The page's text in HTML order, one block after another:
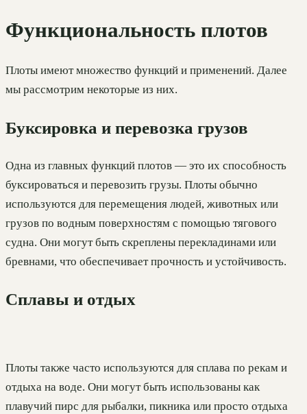
Функциональность плотов
Плоты имеют множество функций и применений. Далее
мы рассмотрим некоторые из них.
Буксировка и перевозка грузов
Одна из главных функций плотов — это их способность
буксироваться и перевозить грузы. Плоты обычно
используются для перемещения людей, животных или
грузов по водным поверхностям с помощью тягового
судна. Они могут быть скреплены перекладинами или
бревнами, что обеспечивает прочность и устойчивость.
Сплавы и отдых
Плоты также часто используются для сплава по рекам и
отдыха на воде. Они могут быть использованы как
плавучий пирс для рыбалки, пикника или просто отдыха